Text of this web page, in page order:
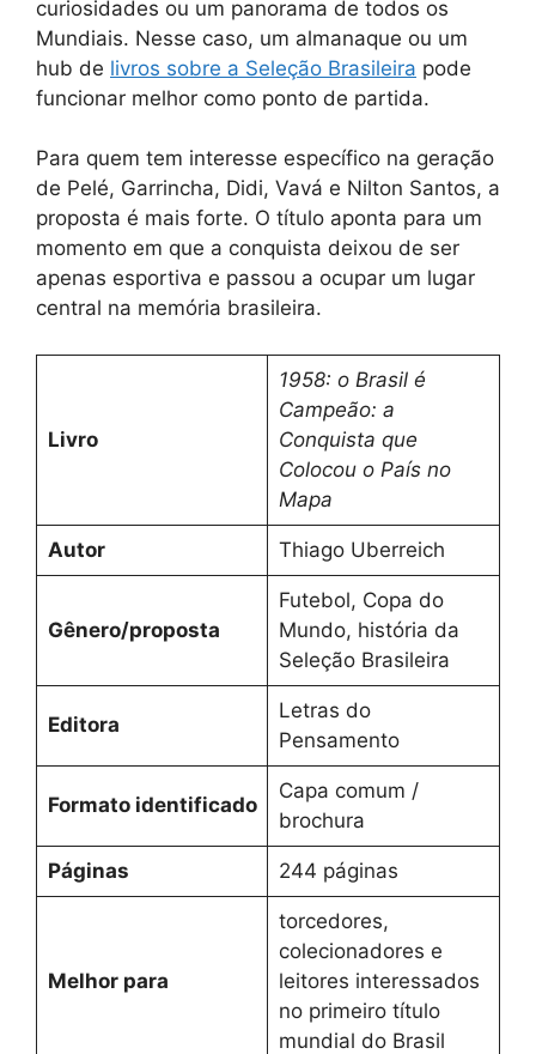
curiosidades ou um panorama de todos os
Mundiais. Nesse caso, um almanaque ou um
hub de livros sobre a Seleção Brasileira pode
funcionar melhor como ponto de partida.
Para quem tem interesse específico na geração
de Pelé, Garrincha, Didi, Vavá e Nilton Santos, a
proposta é mais forte. O título aponta para um
momento em que a conquista deixou de ser
apenas esportiva e passou a ocupar um lugar
central na memória brasileira.
Livro
1958: o Brasil é
Campeão: a
Conquista que
Colocou o País no
Mapa
Autor Thiago Uberreich
Gênero/proposta
Futebol, Copa do
Mundo, história da
Seleção Brasileira
Editora
Letras do
Pensamento
Formato identificado
Capa comum /
brochura
Páginas 244 páginas
Melhor para
torcedores,
colecionadores e
leitores interessados
no primeiro título
mundial do Brasil